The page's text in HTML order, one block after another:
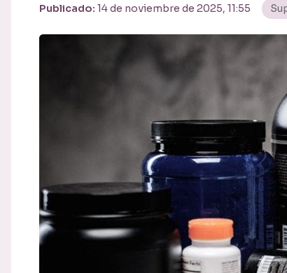
Publicado: 14 de noviembre de 2025, 11:55